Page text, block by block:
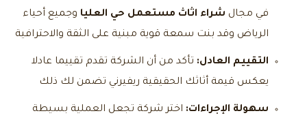
في مجال شراء اثاث مستعمل حي العليا وجميع أحياء
الرياض وقد بنت سمعة قوية مبنية على الثقة والاحترافية
التقييم العادل: تأكد من أن الشركة تقدم تقييما عادلا
يعكس قيمة أثاثك الحقيقية ريفيرني تضمن لك ذلك
سهولة الإجراءات: اختر شركة تجعل العملية بسيطة